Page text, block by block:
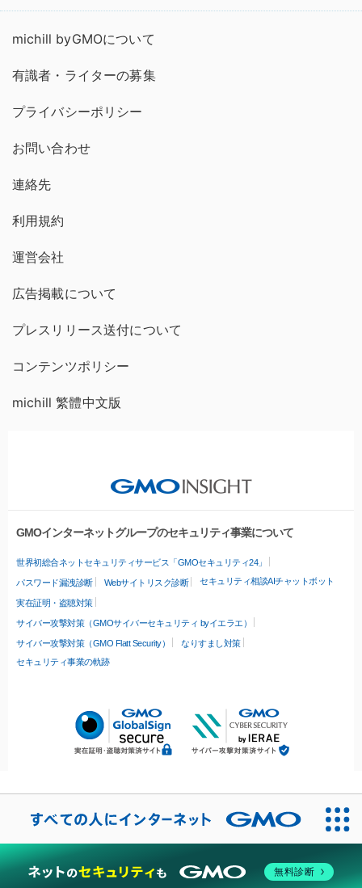
michill byGMOについて
有識者・ライターの募集
プライバシーポリシー
お問い合わせ
連絡先
利用規約
運営会社
広告掲載について
プレスリリース送付について
コンテンツポリシー
michill 繁體中文版
GMOインターネットグループのセキュリティ事業について
世界初総合ネットセキュリティサービス「GMOセキュリティ24」
パスワード漏洩診断 Webサイトリスク診断 セキュリティ相談AIチャットボット
実在証明・盗聴対策
サイバー攻撃対策（GMOサイバーセキュリティ byイエラエ）
サイバー攻撃対策（GMO Flatt Security）
なりすまし対策
セキュリティ事業の軌跡
無料診断